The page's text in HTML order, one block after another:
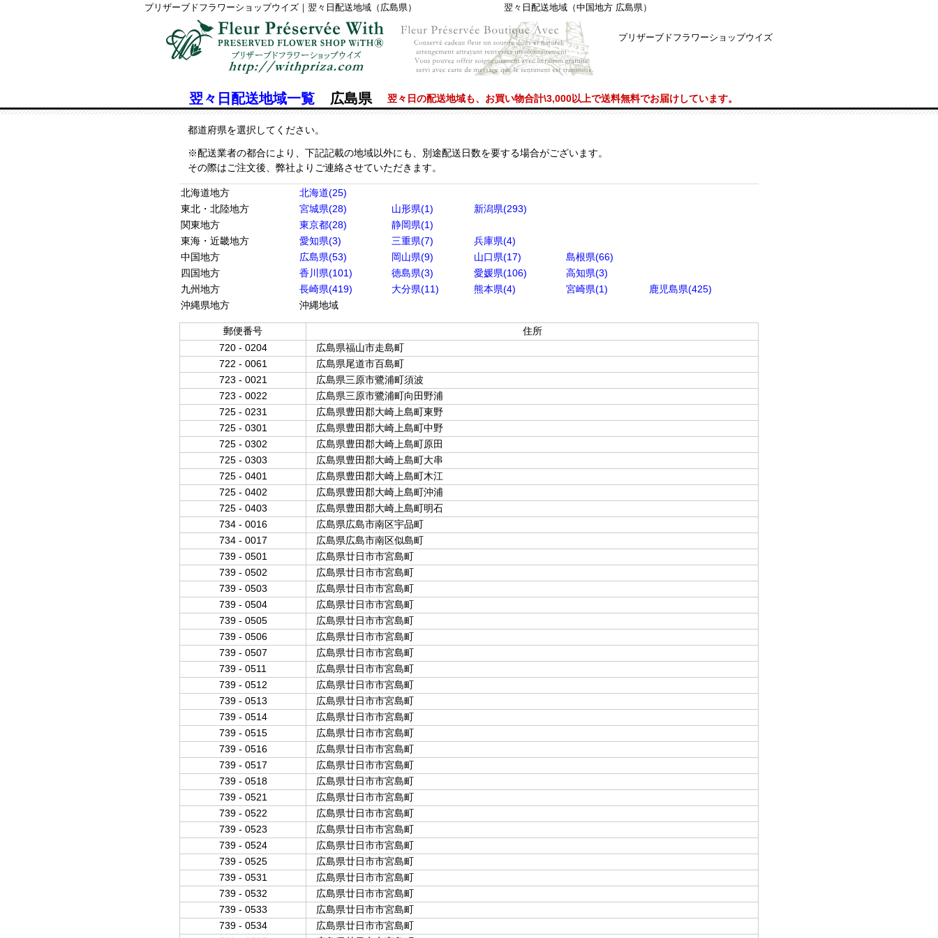
プリザーブドフラワーショップウイズ｜翌々日配送地域（広島県） 翌々日配送地域（中国地方 広島県）
プリザーブドフラワーショップウイズ
翌々日配送地域一覧 広島県 翌々日の配送地域も、お買い物合計\3,000以上で送料無料でお届けしています。
都道府県を選択してください。
※配送業者の都合により、下記記載の地域以外にも、別途配送日数を要する場合がございます。
その際はご注文後、弊社よりご連絡させていただきます。
北海道地方
北海道(25)
東北・北陸地方
宮城県(28) 山形県(1)
新潟県(293)
関東地方
東京都(28)
静岡県(1)
東海・近畿地方
愛知県(3) 三重県(7)
兵庫県(4)
中国地方
広島県(53) 岡山県(9) 山口県(17)
島根県(66)
四国地方
香川県(101) 徳島県(3) 愛媛県(106)
高知県(3)
九州地方
長崎県(419) 大分県(11) 熊本県(4) 宮崎県(1)
鹿児島県(425)
沖縄県地方
沖縄地域
郵便番号
住所
720 - 0204
広島県福山市走島町
722 - 0061
広島県尾道市百島町
723 - 0021
広島県三原市鷺浦町須波
723 - 0022
広島県三原市鷺浦町向田野浦
725 - 0231
広島県豊田郡大崎上島町東野
725 - 0301
広島県豊田郡大崎上島町中野
725 - 0302
広島県豊田郡大崎上島町原田
725 - 0303
広島県豊田郡大崎上島町大串
725 - 0401
広島県豊田郡大崎上島町木江
725 - 0402
広島県豊田郡大崎上島町沖浦
725 - 0403
広島県豊田郡大崎上島町明石
734 - 0016
広島県広島市南区宇品町
734 - 0017
広島県広島市南区似島町
739 - 0501
広島県廿日市市宮島町
739 - 0502
広島県廿日市市宮島町
739 - 0503
広島県廿日市市宮島町
739 - 0504
広島県廿日市市宮島町
739 - 0505
広島県廿日市市宮島町
739 - 0506
広島県廿日市市宮島町
739 - 0507
広島県廿日市市宮島町
739 - 0511
広島県廿日市市宮島町
739 - 0512
広島県廿日市市宮島町
739 - 0513
広島県廿日市市宮島町
739 - 0514
広島県廿日市市宮島町
739 - 0515
広島県廿日市市宮島町
739 - 0516
広島県廿日市市宮島町
739 - 0517
広島県廿日市市宮島町
739 - 0518
広島県廿日市市宮島町
739 - 0521
広島県廿日市市宮島町
739 - 0522
広島県廿日市市宮島町
739 - 0523
広島県廿日市市宮島町
739 - 0524
広島県廿日市市宮島町
739 - 0525
広島県廿日市市宮島町
739 - 0531
広島県廿日市市宮島町
739 - 0532
広島県廿日市市宮島町
739 - 0533
広島県廿日市市宮島町
739 - 0534
広島県廿日市市宮島町